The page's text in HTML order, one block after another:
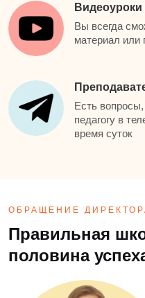
Вы всегда
материал или
Есть
педагогу в
время суток
ОБРАЩЕНИЕ
Правильная
половина